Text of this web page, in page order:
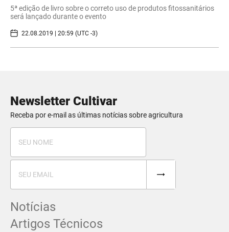
5ª edição de livro sobre o correto uso de produtos fitossanitários
será lançado durante o evento
22.08.2019 | 20:59 (UTC -3)
Newsletter Cultivar
Receba por e-mail as últimas notícias sobre agricultura
Notícias
Artigos Técnicos